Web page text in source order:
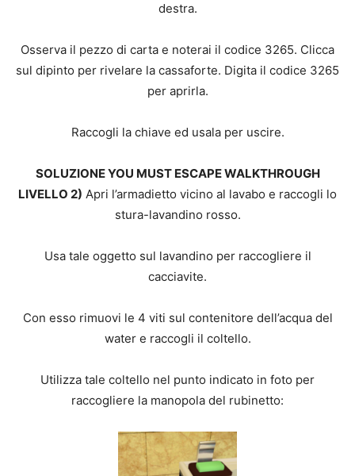
destra.
Osserva il pezzo di carta e noterai il codice 3265. Clicca
sul dipinto per rivelare la cassaforte. Digita il codice 3265
per aprirla.
Raccogli la chiave ed usala per uscire.
SOLUZIONE YOU MUST ESCAPE WALKTHROUGH
LIVELLO 2) Apri l’armadietto vicino al lavabo e raccogli lo
stura-lavandino rosso.
Usa tale oggetto sul lavandino per raccogliere il
cacciavite.
Con esso rimuovi le 4 viti sul contenitore dell’acqua del
water e raccogli il coltello.
Utilizza tale coltello nel punto indicato in foto per
raccogliere la manopola del rubinetto: